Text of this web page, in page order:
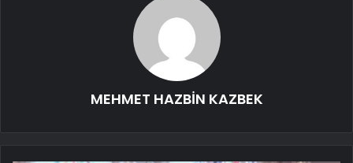
MEHMET HAZBİN KAZBEK